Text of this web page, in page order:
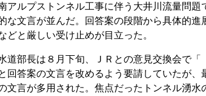
ルプストンネル工事に伴う大井川流量問題
な文言が並んだ。回答案の段階から具体的
どと厳しい受け止めが目立った。
部長は８月下旬、ＪＲとの意見交換会で「
回答案の文言を改めるよう要請していたが
文言が多用された。焦点だったトンネル湧